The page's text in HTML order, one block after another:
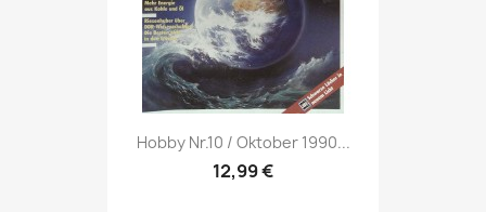
Vorschau
Hobby Nr.10 / Oktober 1990...
12,99 €